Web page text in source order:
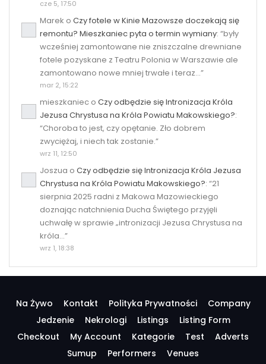
cze 5, 17:50
Marek o Czy fotele w Kinie Mazowsze doczekają się
remontu? Mieszkaniec pyta o termin wymiany: “były
wcześniej zamontowane nie zniszczalne drewniane
fotele pozyskane z Teatru Polonia w Warszawie ale
zamontowano nowe mniej trwałe i teraz…”
mar 2, 15:22
mieszkaniec o Czy odbędzie się Intronizacja Króla
Jezusa Chrystusa na Króla Powiatu Makowskiego?:
“Choroba to jest, czy opętanie. Zło dobrem
zwyciężaj, i niech tak zostanie.”
wrz 11, 12:50
Joszua o Czy odbędzie się Intronizacja Króla Jezusa
Chrystusa na Króla Powiatu Makowskiego?: “21
sierpnia 2025 radni z Makowa Mazowieckiego
doznając natchnienia Ducha Świętego przyjęli
uchwałę w sprawie „intronizacji Jezusa Chrystusa na
króla…”
wrz 1, 18:38
Na Żywo Kontakt Polityka Prywatności
Company
Jedzenie
Nekrologi Listings
Listing Form
Checkout
My Account Kategorie Test
Adverts
Sumup
Performers
Venues